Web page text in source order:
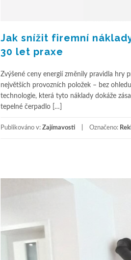
Jak snížit firemní
30 let praxe
Zvýšené ceny energií změnily pravidla hry
největších provozních položek – bez
technologie, která tyto náklady dokáže
tepelné čerpadlo […]
Publikováno v: Zajímavosti Označeno: